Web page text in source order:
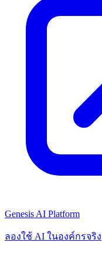
Genesis AI Platform
ลองใช้ AI ในองค์กรจริง